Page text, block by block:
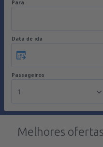
Para
Data de ida
Passageiros
1
Melhores